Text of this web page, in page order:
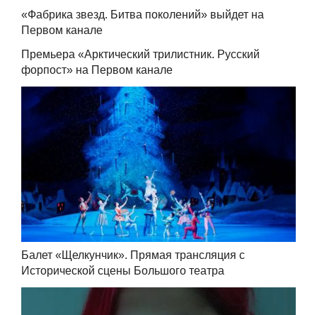
«Фабрика звезд. Битва поколений» выйдет на
Первом канале
Премьера «Арктический трилистник. Русский
форпост» на Первом канале
Балет «Щелкунчик». Прямая трансляция с
Исторической сцены Большого театра